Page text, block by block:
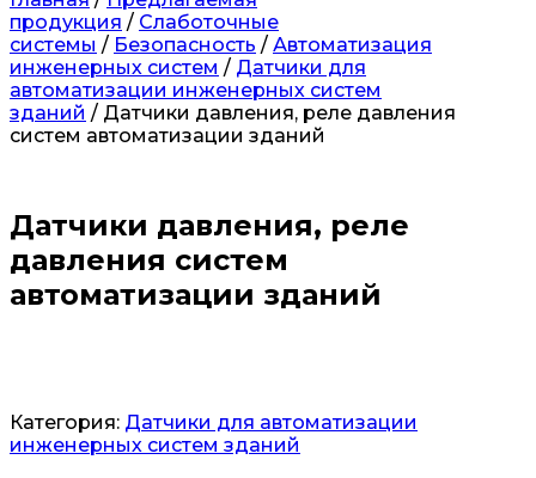
продукция / Слаботочные
системы / Безопасность / Автоматизация
инженерных систем / Датчики для
автоматизации инженерных систем
зданий / Датчики давления, реле давления
систем автоматизации зданий
Датчики давления, реле
давления систем
автоматизации зданий
Категория: Датчики для автоматизации
инженерных систем зданий